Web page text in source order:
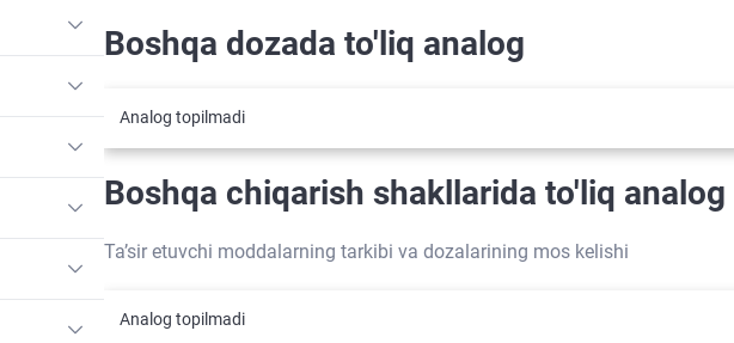
Boshqa dozada to'liq analog
Analog topilmadi
Boshqa chiqarish shakllarida to'liq analog
Ta’sir etuvchi moddalarning tarkibi va dozalarining mos kelishi
Analog topilmadi